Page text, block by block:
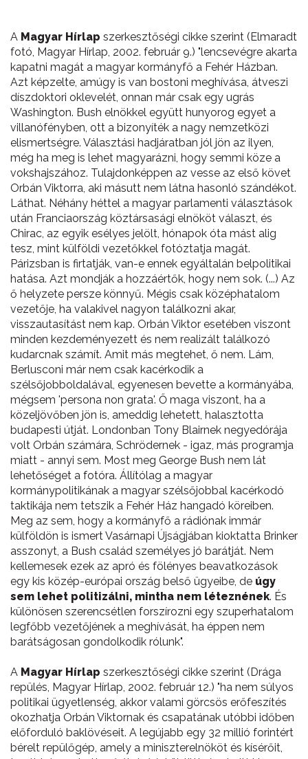
A Magyar Hírlap szerkesztőségi cikke szerint (Elmaradt
fotó, Magyar Hírlap, 2002. február 9.) "lencsevégre akarta
kapatni magát a magyar kormányfő a Fehér Házban.
Azt képzelte, amúgy is van bostoni meghívása, átveszi
díszdoktori oklevelét, onnan már csak egy ugrás
Washington. Bush elnökkel együtt hunyorog egyet a
villanófényben, ott a bizonyíték a nagy nemzetközi
elismertségre. Választási hadjáratban jól jön az ilyen,
még ha meg is lehet magyarázni, hogy semmi köze a
vokshajszához. Tulajdonképpen az vesse az első követ
Orbán Viktorra, aki másutt nem látna hasonló szándékot.
Láthat. Néhány héttel a magyar parlamenti választások
után Franciaország köztársasági elnököt választ, és
Chirac, az egyik esélyes jelölt, hónapok óta mást alig
tesz, mint külföldi vezetőkkel fotóztatja magát.
Párizsban is firtatják, van-e ennek egyáltalán belpolitikai
hatása. Azt mondják a hozzáértők, hogy nem sok. (...) Az
ő helyzete persze könnyű. Mégis csak középhatalom
vezetője, ha valakivel nagyon találkozni akar,
visszautasítást nem kap. Orbán Viktor esetében viszont
minden kezdeményezett és nem realizált találkozó
kudarcnak számít. Amit más megtehet, ő nem. Lám,
Berlusconi már nem csak kacérkodik a
szélsőjobboldalával, egyenesen bevette a kormányába,
mégsem 'persona non grata'. Ő maga viszont, ha a
közeljövőben jön is, ameddig lehetett, halasztotta
budapesti útját. Londonban Tony Blairnek negyedórája
volt Orbán számára, Schrödernek - igaz, más programja
miatt - annyi sem. Most meg George Bush nem lát
lehetőséget a fotóra. Állítólag a magyar
kormánypolitikának a magyar szélsőjobbal kacérkodó
taktikája nem tetszik a Fehér Ház hangadó köreiben.
Meg az sem, hogy a kormányfő a rádiónak immár
külföldön is ismert Vasárnapi Újságjában kioktatta Brinker
asszonyt, a Bush család személyes jó barátját. Nem
kellemesek ezek az apró és fölényes beavatkozások
egy kis közép-európai ország belső ügyeibe, de úgy
sem lehet politizálni, mintha nem léteznének. És
különösen szerencsétlen forszírozni egy szuperhatalom
legfőbb vezetőjének a meghívását, ha éppen nem
barátságosan gondolkodik rólunk".
A Magyar Hírlap szerkesztőségi cikke szerint (Drága
repülés, Magyar Hírlap, 2002. február 12.) "ha nem súlyos
politikai ügyetlenség, akkor valami görcsös erőfeszítés
okozhatja Orbán Viktornak és csapatának utóbbi időben
előforduló baklövéseit. A legújabb egy 32 millió forintért
bérelt repülőgép, amely a miniszterelnököt és kísérőit,